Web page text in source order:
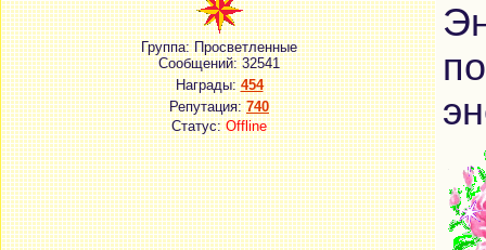
Группа: Просветленные
Сообщений:32541
Награды:454
Репутация:740
Статус:Offline